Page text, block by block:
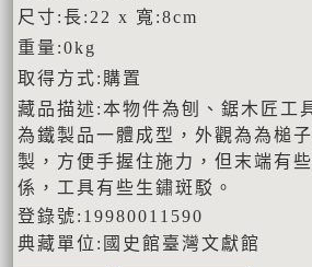
尺寸:長:22 x 寬:8cm
重量:0kg
取得方式:購置
藏品描述:本物件為刨、鋸木匠工
為鐵製品一體成型，外觀為為槌
製，方便手握住施力，但末端有
係，工具有些生鏽斑駁。
登錄號:19980011590
典藏單位:國史館臺灣文獻館